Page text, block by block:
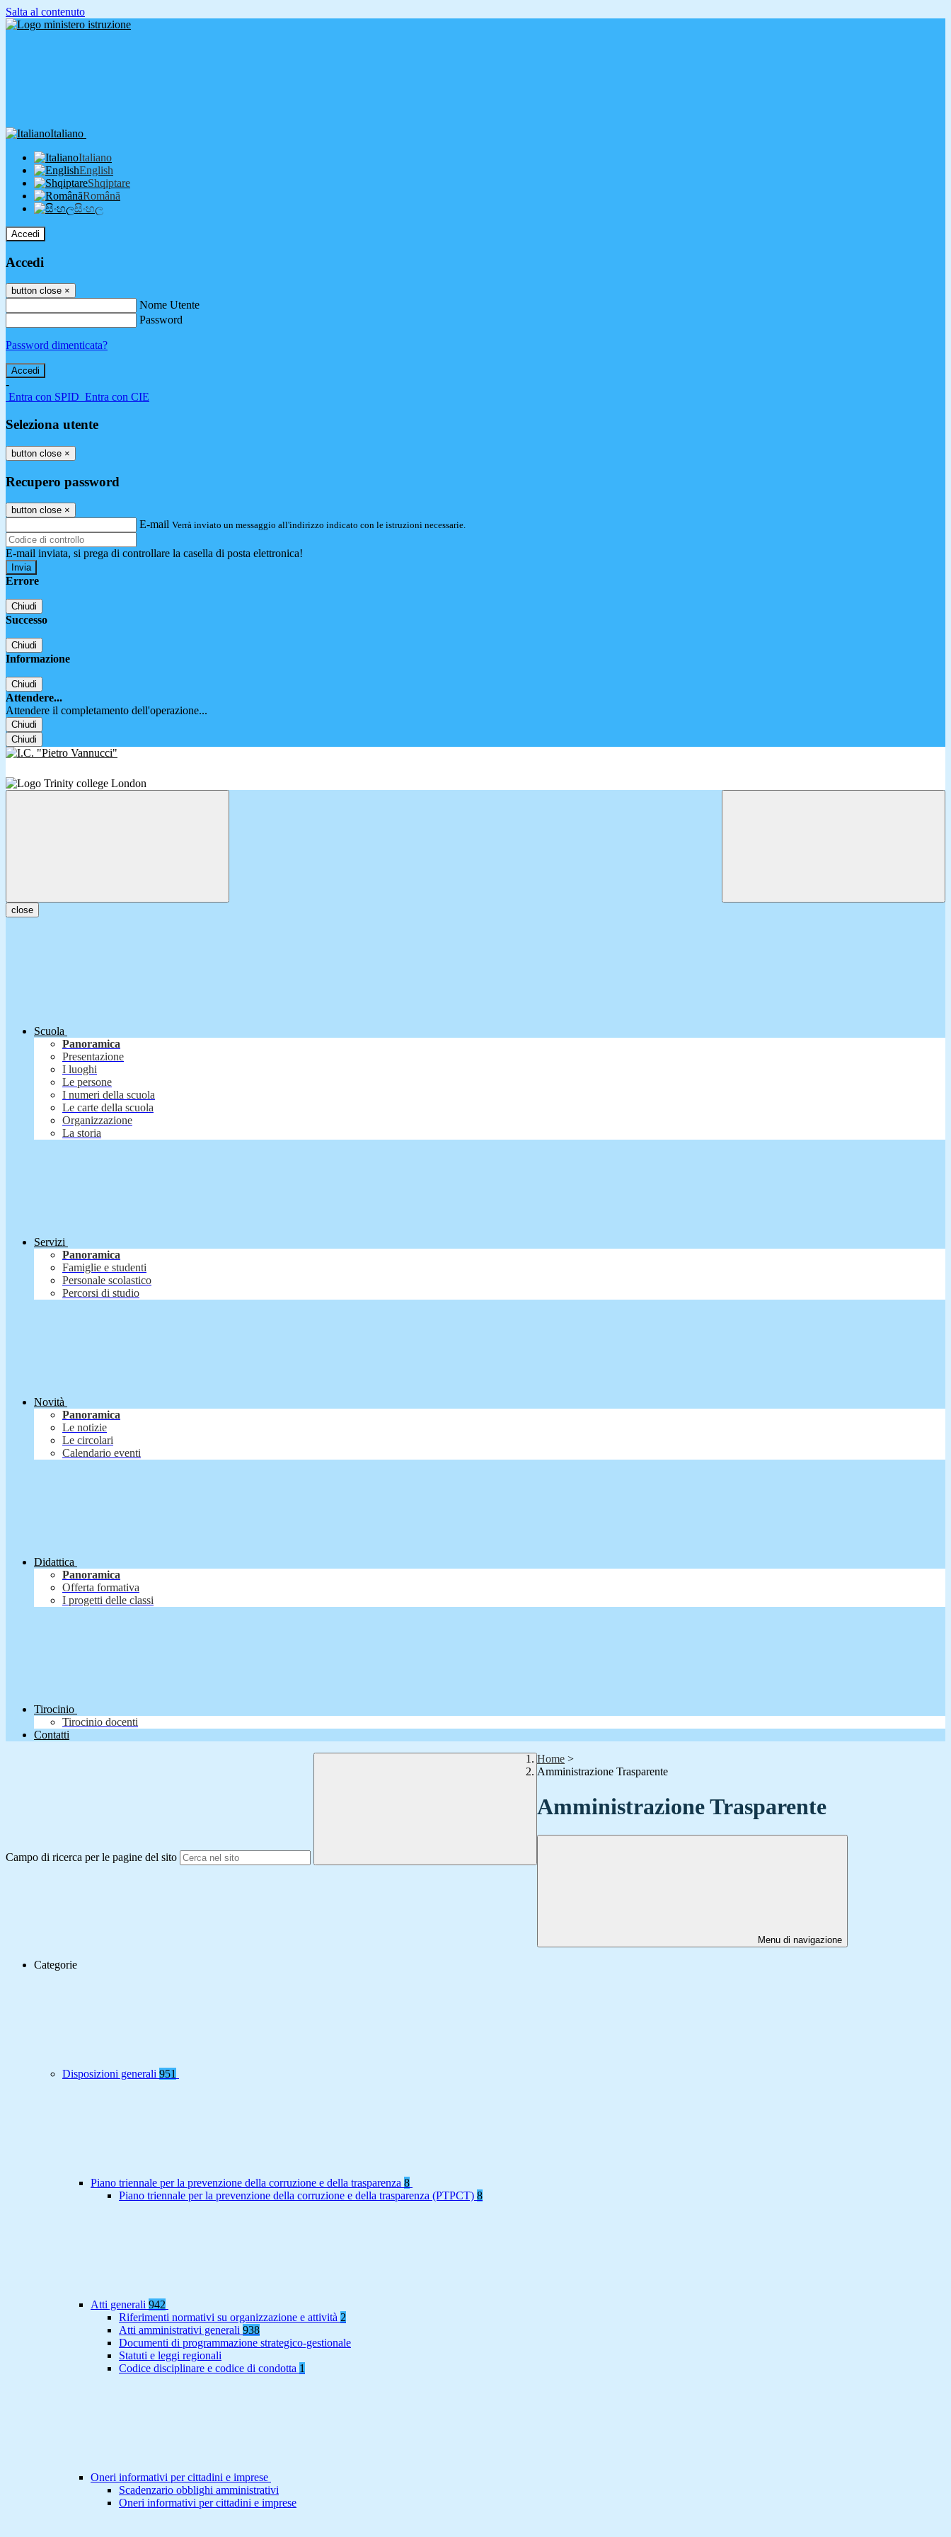
Salta al contenuto
Italiano
Italiano
English
Shqiptare
Română
සිංහල
Accedi
Accedi
button close ×
Nome Utente
Password
Password dimenticata?
-
Entra con SPID Entra con CIE
Seleziona utente
button close ×
Recupero password
button close ×
E-mail Verrà inviato un messaggio all'indirizzo indicato con le istruzioni necessarie.
E-mail inviata, si prega di controllare la casella di posta elettronica!
Errore
Chiudi
Successo
Chiudi
Informazione
Chiudi
Attendere...
Attendere il completamento dell'operazione...
Chiudi
Chiudi
close
Scuola
Panoramica
Presentazione
I luoghi
Le persone
I numeri della scuola
Le carte della scuola
Organizzazione
La storia
Servizi
Panoramica
Famiglie e studenti
Personale scolastico
Percorsi di studio
Novità
Panoramica
Le notizie
Le circolari
Calendario eventi
Didattica
Panoramica
Offerta formativa
I progetti delle classi
Tirocinio
Tirocinio docenti
Contatti
Campo di ricerca per le pagine del sito
Home >
Amministrazione Trasparente
Amministrazione Trasparente
Menu di navigazione
Categorie
Disposizioni generali 951
Piano triennale per la prevenzione della corruzione e della trasparenza 8
Piano triennale per la prevenzione della corruzione e della trasparenza (PTPCT) 8
Atti generali 942
Riferimenti normativi su organizzazione e attività 2
Atti amministrativi generali 938
Documenti di programmazione strategico-gestionale
Statuti e leggi regionali
Codice disciplinare e codice di condotta 1
Oneri informativi per cittadini e imprese
Scadenzario obblighi amministrativi
Oneri informativi per cittadini e imprese